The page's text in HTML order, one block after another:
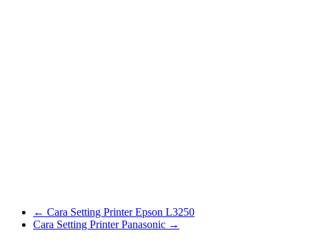
← Cara Setting Printer Epson L3250
Cara Setting Printer Panasonic →